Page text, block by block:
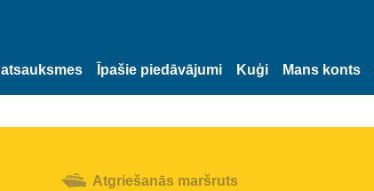
atsauksmes Īpašie piedāvājumi Kuģi Mans konts
Atgriešanās maršruts